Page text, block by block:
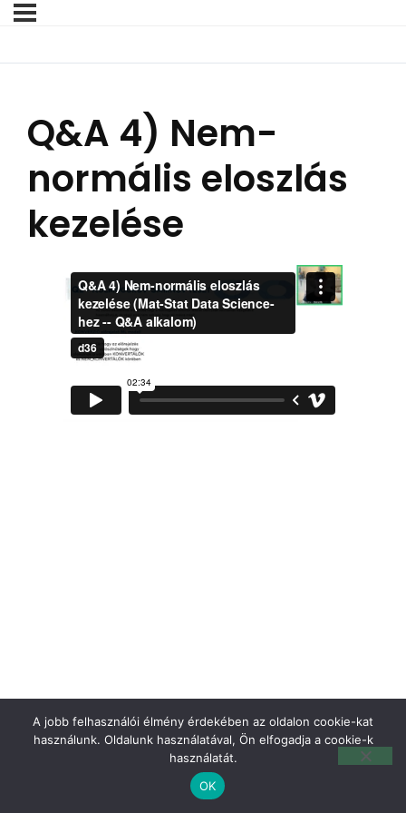
Q&A 4) Nem-
normális eloszlás
kezelése
A jobb felhasználói élmény érdekében az oldalon cookie-kat
használunk. Oldalunk használatával, Ön elfogadja a cookie-k
használatát.
OK